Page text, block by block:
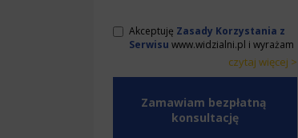
Akceptuję Zasady Korzystania z
Serwisu www.widzialni.pl i wyrażam
zgodę na przetwarzanie przez
WeNet Group S.A., WeNet sp. z o.o.,
przeze mnie danych osobowych na
warunkach opisanych w Zasadach.
Oświadczam, że są mi znane cele
czytaj więcej >
< zwiń
< zwiń